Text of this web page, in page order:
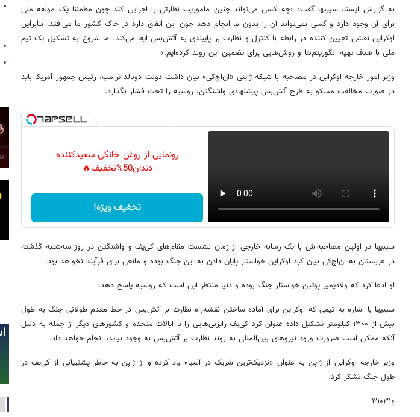
به گزارش ایسنا، سیبیها گفت: «چه کسی می‌تواند چنین ماموریت نظارتی را اجرایی کند چون مطمئنا یک مولفه ملی
برای آن وجود دارد و کسی نمی‌تواند آن را بدون ما انجام دهد چون این اتفاق دارد در خاک کشور ما می‌افتد. بنابراین
اوکراین نقشی تعیین کننده در رابطه با کنترل و نظارت بر پایبندی به آتش‌بس ایفا می‌کند. ما شروع به تشکیل یک تیم
ملی با هدف تهیه الگوریتم‌ها و روش‌هایی برای تضمین این روند کرده‌ایم.»
وزیر امور خارجه اوکراین در مصاحبه با شبکه ژاپنی «ان‌اچ‌کی» بیان داشت دولت دونالد ترامپ،‌ رئیس جمهور آمریکا باید
در صورت مخالفت مسکو به طرح آتش‌بس پیشنهادی واشنگتن، روسیه را تحت فشار بگذارد.
رونمایی از روش خانگی سفیدکننده
دندان50%تخفیف🔥
تخفیف ویژه!
سیبیها در اولین مصاحبه‌اش با یک رسانه خارجی از زمان نشست مقام‌های کی‌یف و واشنگتن در روز سه‌شنبه گذشته
در عربستان به ان‌اچ‌کی بیان کرد اوکراین خواستار پایان دادن به این جنگ بوده و مانعی برای فرآیند نخواهد بود.
او ادعا کرد که ولادیمیر پوتین خواستار جنگ بوده و دنیا منتظر این است که روسیه پاسخ دهد.
سیبیها با اشاره به تیمی که اوکراین برای آماده ساختن نقشه‌راه نظارت بر آتش‌بس در خط مقدم طولانی جنگ به طول
بیش از ۱۳۰۰ کیلومتر تشکیل داده عنوان کرد کی‌یف رایزنی‌هایی را با ایالات متحده و کشورهای دیگر از جمله به دلیل
آنکه ممکن است ضرورت ورود نیروهای بین‌المللی به روند نظارت بر آتش‌بس به وجود بیاید، انجام خواهد داد.
وزیر خارجه اوکراین از ژاپن به عنوان «نزدیک‌ترین شریک در آسیا» یاد کرده و از ژاپن به خاطر پشتیبانی از کی‌یف در
طول جنگ تشکر کرد.
۳۱۰۳۱۰